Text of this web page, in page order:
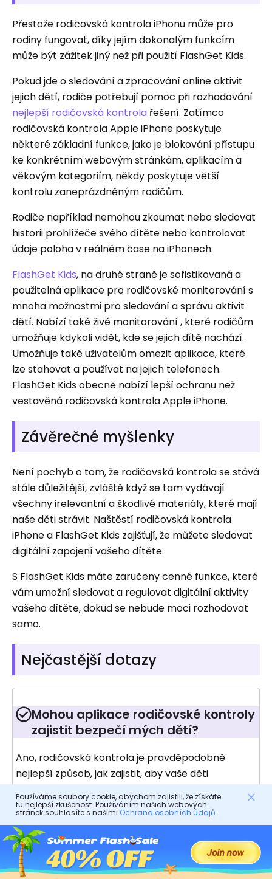
Přestože rodičovská kontrola iPhonu může pro
rodiny fungovat, díky jejím dokonalým funkcím
může být zážitek jiný než při použití FlashGet Kids.
Pokud jde o sledování a zpracování online aktivit
jejich dětí, rodiče potřebují pomoc při rozhodování
nejlepší rodičovská kontrola řešení. Zatímco
rodičovská kontrola Apple iPhone poskytuje
některé základní funkce, jako je blokování přístupu
ke konkrétním webovým stránkám, aplikacím a
věkovým kategoriím, někdy poskytuje větší
kontrolu zaneprázdněným rodičům.
Rodiče například nemohou zkoumat nebo sledovat
historii prohlížeče svého dítěte nebo kontrolovat
údaje poloha v reálném čase na iPhonech.
FlashGet Kids, na druhé straně je sofistikovaná a
použitelná aplikace pro rodičovské monitorování s
mnoha možnostmi pro sledování a správu aktivit
dětí. Nabízí také živé monitorování , které rodičům
umožňuje kdykoli vidět, kde se jejich dítě nachází.
Umožňuje také uživatelům omezit aplikace, které
lze stahovat a používat na jejich telefonech.
FlashGet Kids obecně nabízí lepší ochranu než
vestavěná rodičovská kontrola Apple iPhone.
Závěrečné myšlenky
Není pochyb o tom, že rodičovská kontrola se stává
stále důležitější, zvláště když se tam vydávají
všechny irelevantní a škodlivé materiály, které mají
naše děti strávit. Naštěstí rodičovská kontrola
iPhone a FlashGet Kids zajišťují, že můžete sledovat
digitální zapojení vašeho dítěte.
S FlashGet Kids máte zaručeny cenné funkce, které
vám umožní sledovat a regulovat digitální aktivity
vašeho dítěte, dokud se nebude moci rozhodovat
samo.
Nejčastější dotazy
Mohou aplikace rodičovské kontroly
zajistit bezpečí mých dětí?
Ano, rodičovská kontrola je pravděpodobně
nejlepší způsob, jak zajistit, aby vaše děti
neměly dívat. Je to skvělý způsob, jak je chránit,
aby měli lepší vývojový proces, když vyrostou.
Musíte však vědět, kdy přestat rodičovskou
kontrolu a nepřehánět to, protože to může ovlivnit
váš vztah s vašimi dětmi.
Používáme soubory cookie, abychom zajistili, že získáte
tu nejlepší zkušenost. Používáním našich webových
stránek souhlasíte s našimi Ochrana osobních údajů.